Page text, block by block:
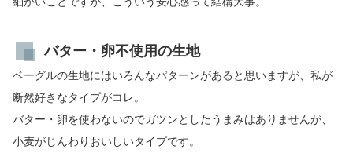
バター・卵不使用の生地
ベーグルの生地にはいろんなパターンがあると思いますが、私が
断然好きなタイプがコレ。
バター・卵を使わないのでガツンとしたうまみはありませんが、
小麦がじんわりおいしいタイプです。